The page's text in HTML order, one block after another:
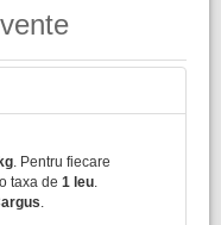
. Pentru fiecare
taxa de 1 leu